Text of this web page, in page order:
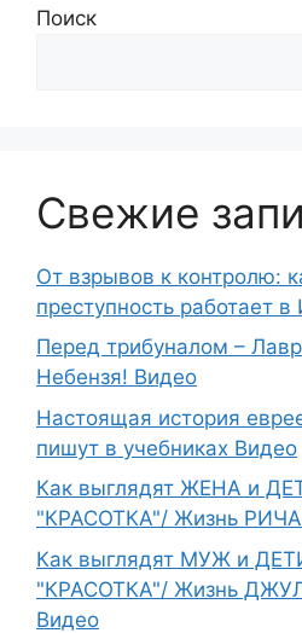
Поиск
Свежие
От взрывов к контролю:
преступность работает
Перед трибуналом –
Небензя! Видео
Настоящая история
пишут в учебниках Видео
Как выглядят ЖЕНА и
"КРАСОТКА"/ Жизнь
Как выглядят МУЖ и
"КРАСОТКА"/ Жизнь
Видео